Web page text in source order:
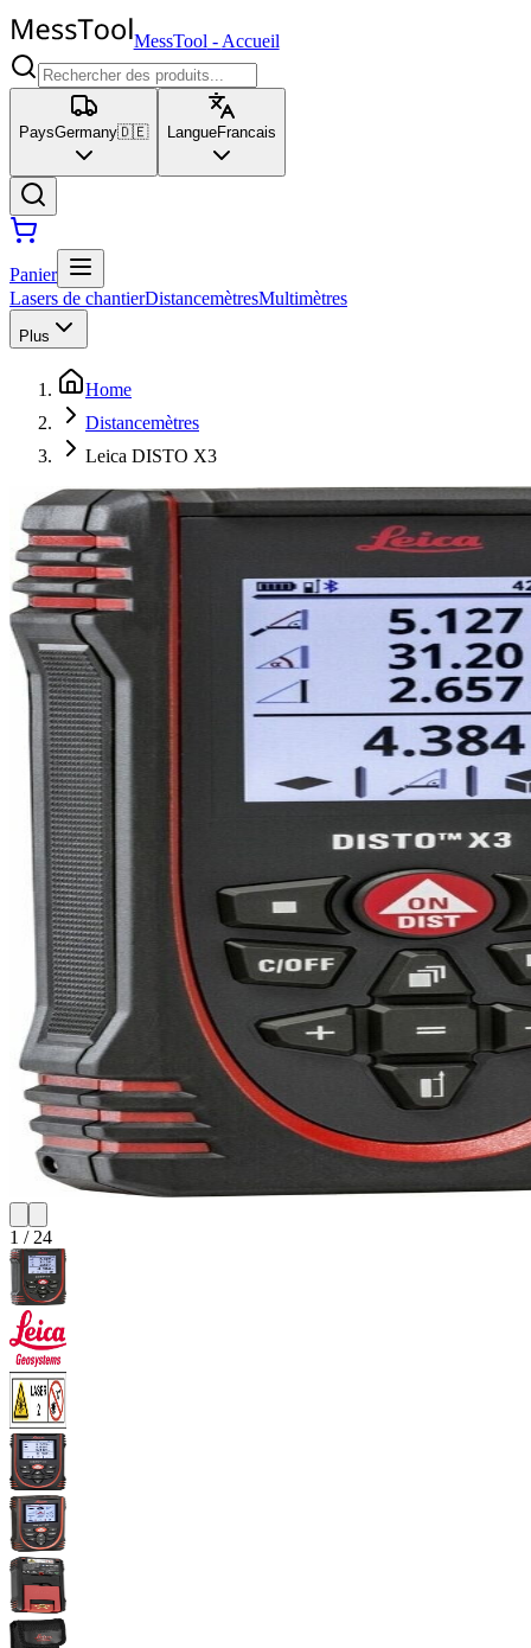
MessTool - Accueil
PaysGermany🇩🇪 LangueFrancais
Panier
Lasers de chantierDistancemètresMultimètres
Plus
Home
Distancemètres
Leica DISTO X3
1 / 24